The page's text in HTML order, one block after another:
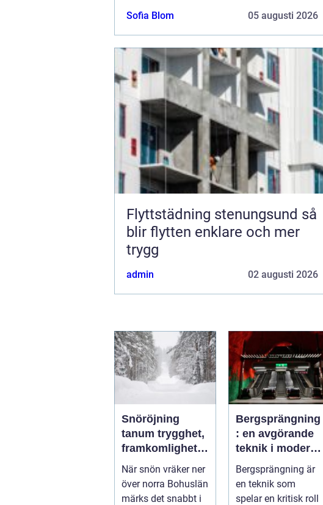
Sofia Blom 05 augusti 2026
Flyttstädning stenungsund så
blir flytten enklare och mer
trygg
admin 02 augusti 2026
Snöröjning
tanum trygghet,
framkomlighet
och mindre
stress i vintern
När snön vräker ner
över norra Bohuslän
märks det snabbt i
Bergsprängning
: en avgörande
teknik i moderna
byggprojekt
Bergsprängning är
en teknik som
spelar en kritisk roll